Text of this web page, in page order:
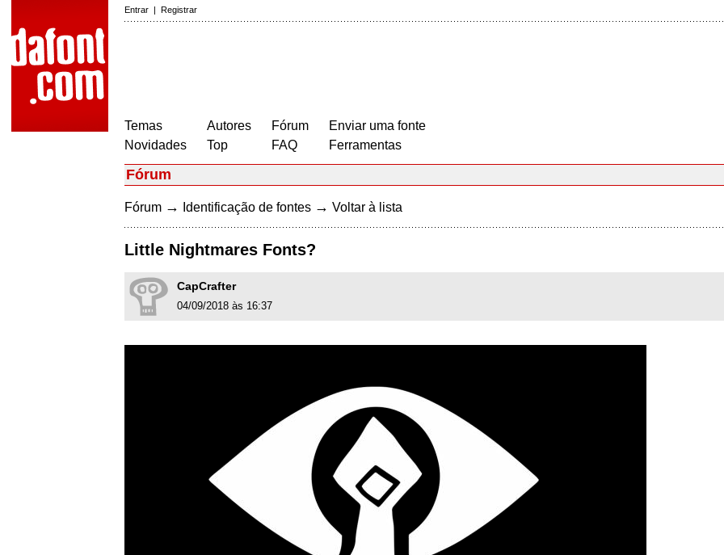
Entrar | Registrar
Temas
Novidades
Autores
Top
Fórum
FAQ
Enviar uma fonte
Ferramentas
Fórum
Fórum → Identificação de fontes → Voltar à lista
Little Nightmares Fonts?
CapCrafter
04/09/2018 às 16:37